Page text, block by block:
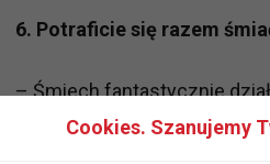
6. Potraficie się razem
– Śmiech fantastycznie
organizm. Dowiedziono
Cookies. Szanujemy